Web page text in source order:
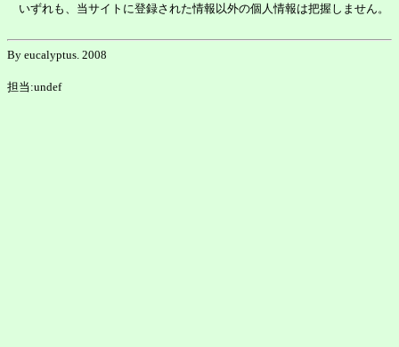
いずれも、当サイトに登録された情報以外の個人情報は把握しません。
By eucalyptus. 2008
担当:undef